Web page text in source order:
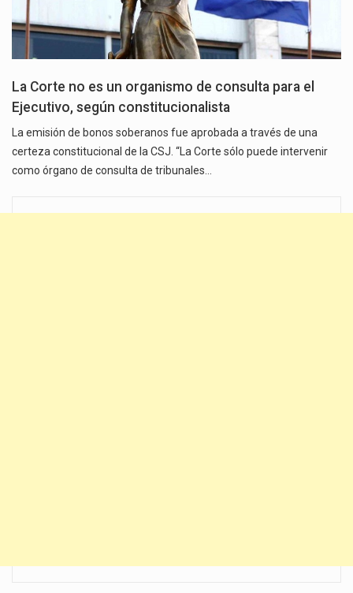
La Corte no es un organismo de consulta para el
Ejecutivo, según constitucionalista
La emisión de bonos soberanos fue aprobada a través de una
certeza constitucional de la CSJ. “La Corte sólo puede intervenir
como órgano de consulta de tribunales…